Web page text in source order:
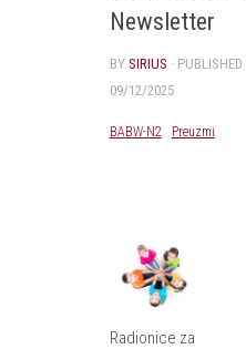
Newsletter
BY SIRIUS · PUBLISHED
09/12/2025
BABW-N2 Preuzmi
Radionice za